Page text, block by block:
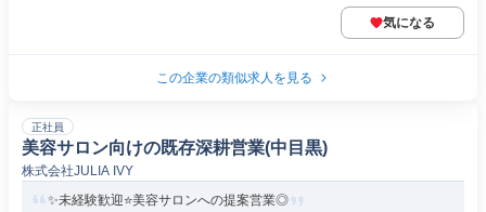
気になる
この企業の類似求人を見る
正社員
美容サロン向けの既存深耕営業(中目黒)
株式会社JULIA IVY
✨未経験歓迎⭐美容サロンへの提案営業◎